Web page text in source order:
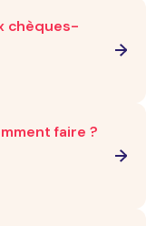
chèques-
faire ?